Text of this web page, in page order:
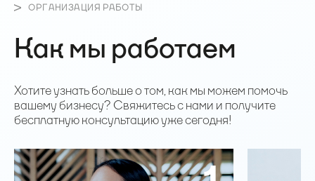
ОРГАНИЗАЦИЯ РАБОТЫ
Как мы работаем
Хотите узнать больше о том, как мы можем помочь
вашему бизнесу? Свяжитесь с нами и получите
бесплатную консультацию уже сегодня!